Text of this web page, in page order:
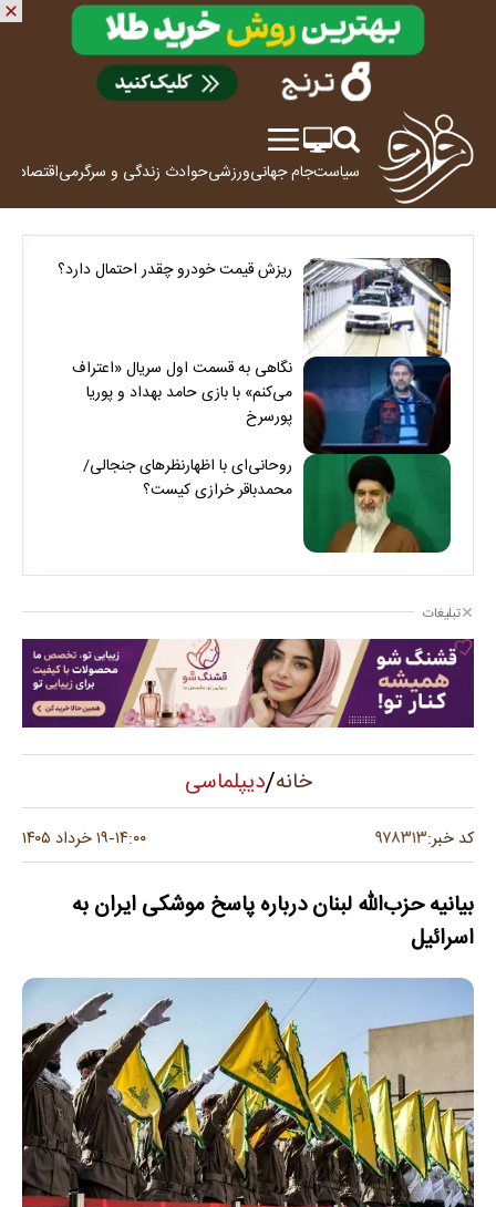
سیاستجام جهانیورزشیحوادث زندگی و سرگرمیاقتصاد
ریزش قیمت خودرو چقدر احتمال دارد؟
نگاهی به قسمت اول سریال «اعتراف
می‌کنم» با بازی حامد بهداد و پوریا
پورسرخ
روحانی‌ای با اظهارنظرهای جنجالی/
محمدباقر خرازی کیست؟
تبلیغات
خانه/دیپلماسی
کد خبر:۹۷۸۳۱۳ ۱۴:۰۰-۱۹ خرداد ۱۴۰۵
بیانیه حزب‌الله لبنان درباره پاسخ موشکی ایران به
اسرائیل